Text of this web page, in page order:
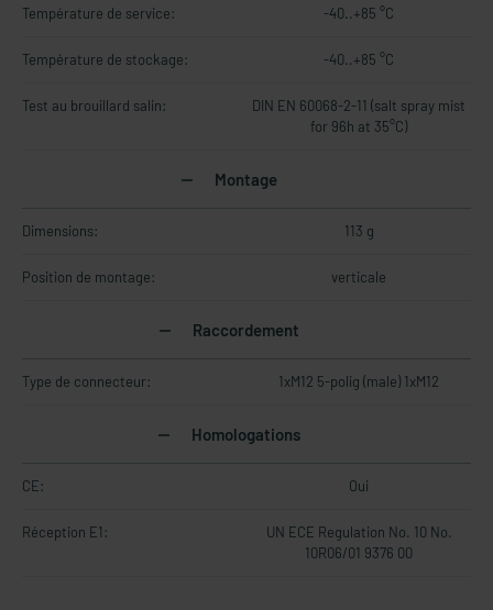
Température de service: -40..+85 °C
Température de stockage: -40..+85 °C
Test au brouillard salin:
DIN EN 60068-2-11 (salt spray mist
for 96h at 35°C)
Montage
Dimensions: 113 g
Position de montage: verticale
Raccordement
Type de connecteur: 1xM12 5-polig (male) 1xM12
Homologations
CE: Oui
Réception E1:
UN ECE Regulation No. 10 No.
10R06/01 9376 00